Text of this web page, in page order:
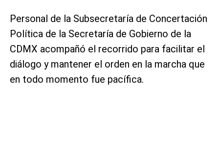
Personal de la Subsecretaría de Concertación
Política de la Secretaría de Gobierno de la
CDMX acompañó el recorrido para facilitar el
diálogo y mantener el orden en la marcha que
en todo momento fue pacífica.